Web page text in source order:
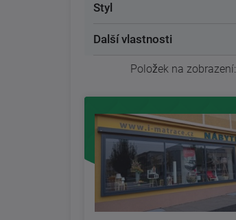
Styl
Další vlastnosti
Položek na zobrazení: